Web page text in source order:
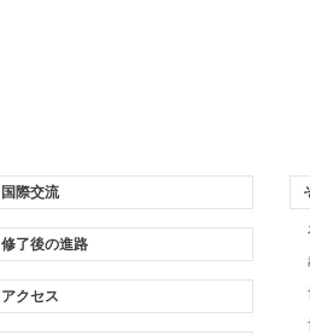
国際交流
修了後の進路
アクセス